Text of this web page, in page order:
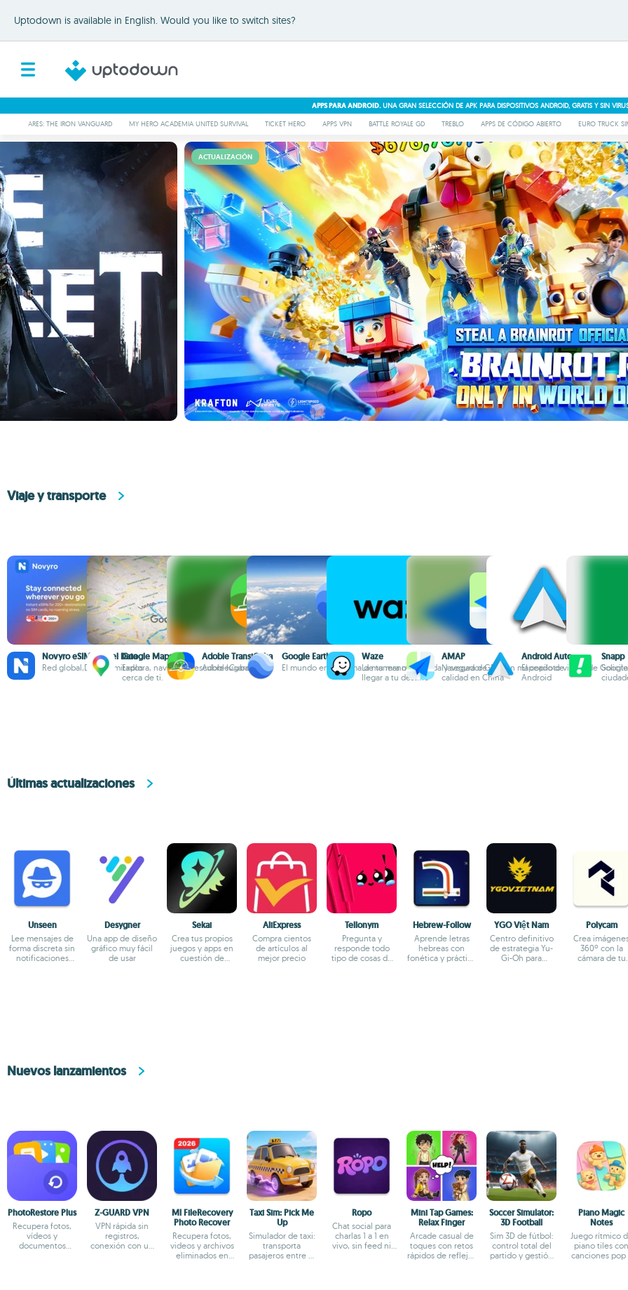
Uptodown is available in English. Would you like to switch sites?
APPS PARA ANDROID.UNA GRAN SELECCIÓN DE APK PARA DISPOSITIVOS ANDROID, GRATIS Y SIN
ARES: THE IRON VANGUARD
MY HERO ACADEMIA UNITED SURVIVAL TICKET HERO APPS VPN BATTLE ROYALE GD TREBLO APPS DE CÓDIGO ABIERTO EURO TRUCK
ACTUALIZACIÓN
Viaje y transporte
Novyro eSIM: Travel Data
Red global,Datos ilimitados
Google Maps
Explora, navega y descubre lugares
cerca de ti.
Adoble TransiCuba
AdobleCuba
Google Earth
El mundo en la palma de tu mano
Waze
La manera más rápida y segura de
llegar a tu destino
AMAP
Navegador GPS con mapeado de
calidad en China
Android Auto
El copiloto virtual de
Android
Snapp
Últimas actualizaciones
Unseen
Lee mensajes de
forma discreta sin
notificaciones
Desygner
Una app de diseño
gráfico muy fácil
de usar
Sekai
Crea tus propios
juegos y apps en
cuestión de
AliExpress
Compra cientos
de artículos al
mejor precio
Tellonym
Pregunta y
responde todo
tipo de cosas de
Hebrew-Follow
Aprende letras
hebreas con
fonética y práctica
YGO Việt Nam
Centro definitivo
de estrategia Yu-
Gi-Oh para
Polycam
Crea
360º con la
cámara de tu
Nuevos lanzamientos
PhotoRestore Plus
Recupera fotos,
vídeos y
documentos
Z-GUARD VPN
VPN rápida sin
registros,
conexión con un
Ml FileRecovery
Photo Recover
Recupera fotos,
videos y archivos
eliminados en
Taxi Sim: Pick Me
Up
Simulador de taxi:
transporta
pasajeros entre el
Ropo
Chat social para
charlas 1 a 1 en
vivo, sin feed ni
Mini Tap Games:
Relax Finger
Arcade casual de
toques con retos
rápidos de reflejos
Soccer Simulator:
3D Football
Sim 3D de fútbol:
control total del
partido y gestión
Piano Magic
Notes
Juego rítmico
piano tiles con
canciones pop